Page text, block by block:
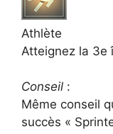
Athlète
Atteignez la 3e
Conseil :
Même conseil
succès «